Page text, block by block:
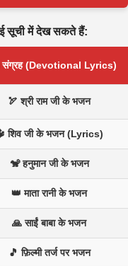
सूची में देख सकते हैं:
(Devotional Lyrics)
🏹 श्री राम जी के भजन
शिव जी के भजन (Lyrics)
🐒 हनुमान जी के भजन
👑 माता रानी के भजन
🙏 साईं बाबा के भजन
🎵 फ़िल्मी तर्ज पर भजन